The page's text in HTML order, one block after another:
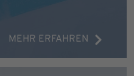
MEHR ERFAHREN